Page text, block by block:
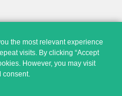
the most relevant experience
visits. By clicking “Accept
However, you may visit
consent.
傳理學院, 新聞系 |Privacy